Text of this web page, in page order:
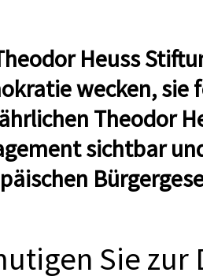
Heuss
wecken, sie
Theodor
sichtbar
Sie zur